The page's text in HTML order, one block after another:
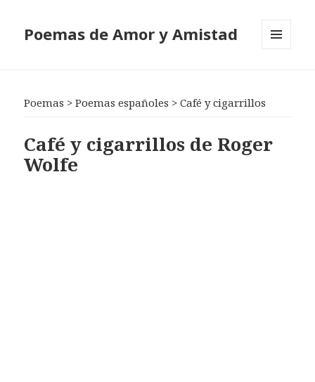
Poemas de Amor y Amistad
Poemas >Poemas españoles >Café y cigarrillos
Café y cigarrillos de Roger
Wolfe